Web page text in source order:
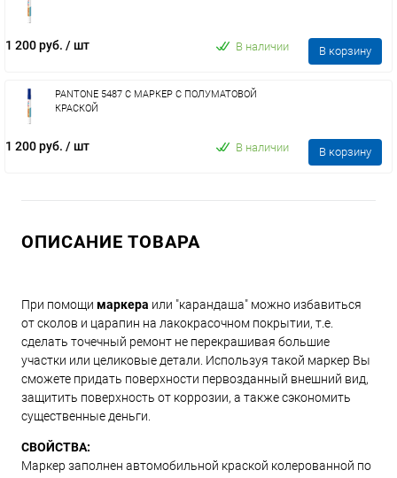
1 200 руб. / шт В наличии В корзину
PANTONE 5487 C МАРКЕР С ПОЛУМАТОВОЙ
КРАСКОЙ
1 200 руб. / шт В наличии В корзину
ОПИСАНИЕ ТОВАРА
При помощи маркера или "карандаша" можно избавиться
от сколов и царапин на лакокрасочном покрытии, т.е.
сделать точечный ремонт не перекрашивая большие
участки или целиковые детали. Используя такой маркер Вы
сможете придать поверхности первозданный внешний вид,
защитить поверхность от коррозии, а также сэкономить
существенные деньги.
СВОЙСТВА:
Маркер заполнен автомобильной краской колерованной по